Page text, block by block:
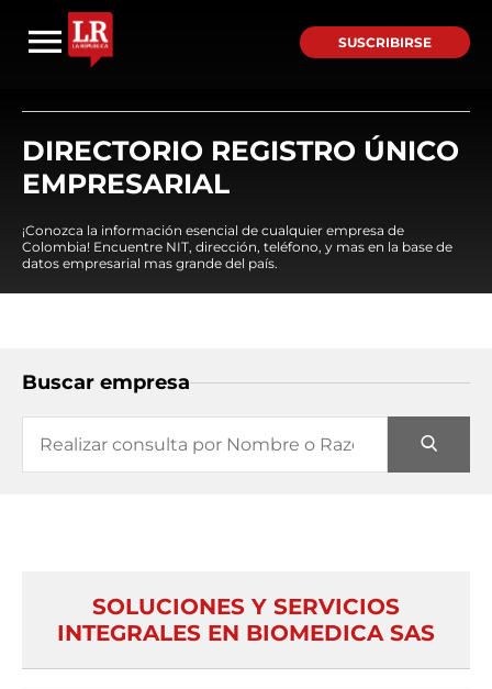
SUSCRIBIRSE
DIRECTORIO REGISTRO ÚNICO
EMPRESARIAL
¡Conozca la información esencial de cualquier empresa de
Colombia! Encuentre NIT, dirección, teléfono, y mas en la base de
datos empresarial mas grande del país.
Buscar empresa
SOLUCIONES Y SERVICIOS
INTEGRALES EN BIOMEDICA SAS